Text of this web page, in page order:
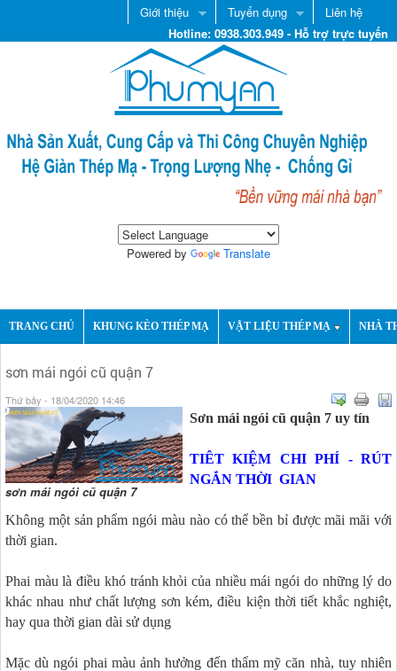
Giới thiệu Tuyển dụng
Liên hệ
Hotline: 0938.303.949 - Hỗ trợ trực tuyến
Powered by Translate
TRANG CHỦ KHUNG KÈO THÉP MẠ VẬT LIỆU THÉP MẠ NHÀ
sơn mái ngói cũ quận 7
Thứ bảy - 18/04/2020 14:46
sơn mái ngói cũ quận 7
Sơn mái ngói cũ quận 7 uy tín
TIÊT KIỆM CHI PHÍ - RÚT
NGẮN THỜI GIAN
Không một sản phẩm ngói màu nào có thể bền bỉ được mãi mãi với
thời gian.
Phai màu là điều khó tránh khỏi của nhiều mái ngói do những lý do
khác nhau như chất lượng sơn kém, điều kiện thời tiết khắc nghiệt,
hay qua thời gian dài sử dụng
Mặc dù ngói phai màu ảnh hưởng đến thẩm mỹ căn nhà, tuy nhiên